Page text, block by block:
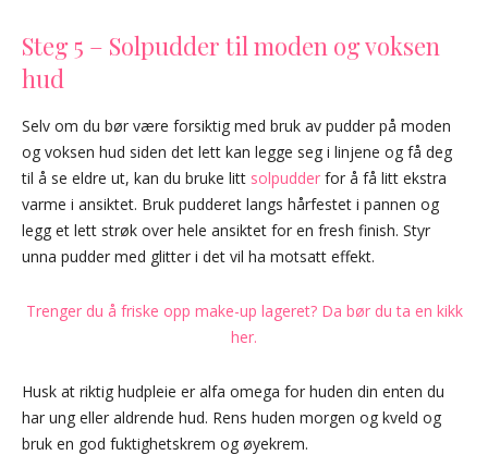
Steg 5 – Solpudder til moden og voksen
hud
Selv om du bør være forsiktig med bruk av pudder på moden
og voksen hud siden det lett kan legge seg i linjene og få deg
til å se eldre ut, kan du bruke litt solpudder for å få litt ekstra
varme i ansiktet. Bruk pudderet langs hårfestet i pannen og
legg et lett strøk over hele ansiktet for en fresh finish. Styr
unna pudder med glitter i det vil ha motsatt effekt.
Trenger du å friske opp make-up lageret? Da bør du ta en kikk
her.
Husk at riktig hudpleie er alfa omega for huden din enten du
har ung eller aldrende hud. Rens huden morgen og kveld og
bruk en god fuktighetskrem og øyekrem.